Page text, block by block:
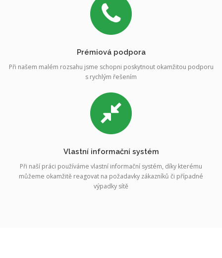
Prémiová podpora
Při našem malém rozsahu jsme schopni poskytnout okamžitou podporu
s rychlým řešením
Vlastní informační systém
Při naší práci používáme vlastní informační systém, díky kterému
můžeme okamžitě reagovat na požadavky zákazníků či případné
výpadky sítě